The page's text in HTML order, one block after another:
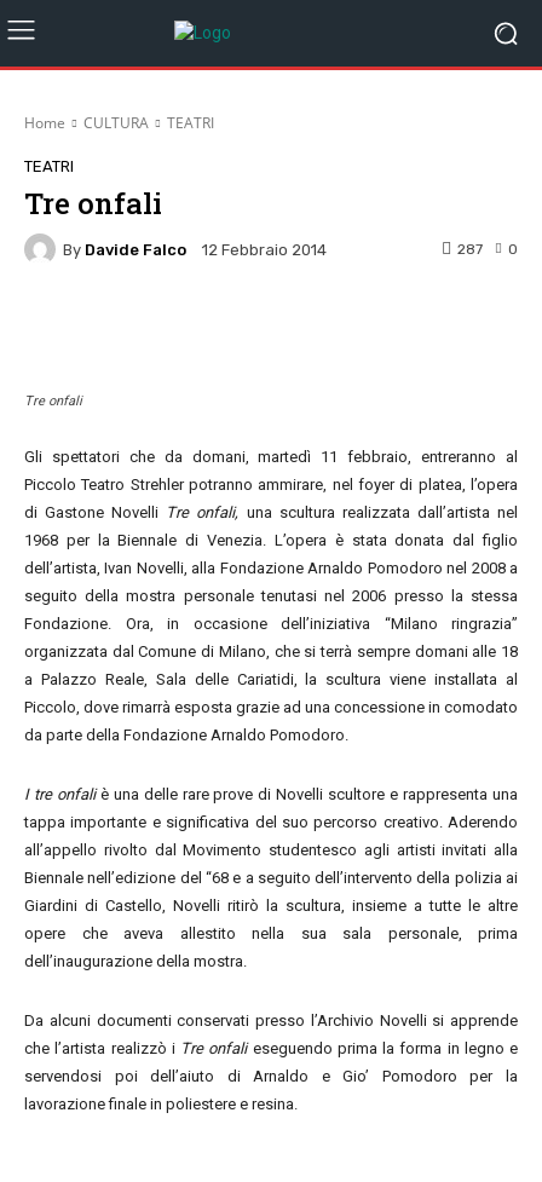
Home CULTURA TEATRI
TEATRI
Tre onfali
By Davide Falco 12 Febbraio 2014 0
287
Tre onfali
Gli spettatori che da domani, martedì 11 febbraio, entreranno al
Piccolo Teatro Strehler potranno ammirare, nel foyer di platea, l’opera
di Gastone Novelli Tre onfali, una scultura realizzata dall’artista nel
1968 per la Biennale di Venezia. L’opera è stata donata dal figlio
dell’artista, Ivan Novelli, alla Fondazione Arnaldo Pomodoro nel 2008 a
seguito della mostra personale tenutasi nel 2006 presso la stessa
Fondazione. Ora, in occasione dell’iniziativa “Milano ringrazia”
organizzata dal Comune di Milano, che si terrà sempre domani alle 18
a Palazzo Reale, Sala delle Cariatidi, la scultura viene installata al
Piccolo, dove rimarrà esposta grazie ad una concessione in comodato
da parte della Fondazione Arnaldo Pomodoro.
I tre onfaliè una delle rare prove di Novelli scultore e rappresenta una
tappa importante e significativa del suo percorso creativo. Aderendo
all’appello rivolto dal Movimento studentesco agli artisti invitati alla
Biennale nell’edizione del “68 e a seguito dell’intervento della polizia ai
Giardini di Castello, Novelli ritirò la scultura, insieme a tutte le altre
opere che aveva allestito nella sua sala personale, prima
dell’inaugurazione della mostra.
Da alcuni documenti conservati presso l’Archivio Novelli si apprende
che l’artista realizzò i Tre onfali eseguendo prima la forma in legno e
servendosi poi dell’aiuto di Arnaldo e Gio’ Pomodoro per la
lavorazione finale in poliestere e resina.